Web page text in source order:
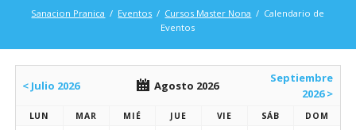
Sanacion Pranica Eventos Cursos Master Nona
Calendario de
Eventos
< Julio 2026 Agosto 2026
Septiembre
2026 >
LUN MAR MIÉ JUE VIE SÁB DOM